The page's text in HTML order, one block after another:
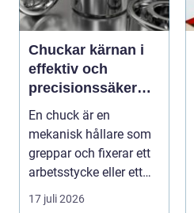
Chuckar kärnan i
effektiv och
precisionssäker
uppspänning
En chuck är en
mekanisk hållare som
greppar och fixerar ett
arbetsstycke eller ett
verktyg, oftast i...
17 juli 2026